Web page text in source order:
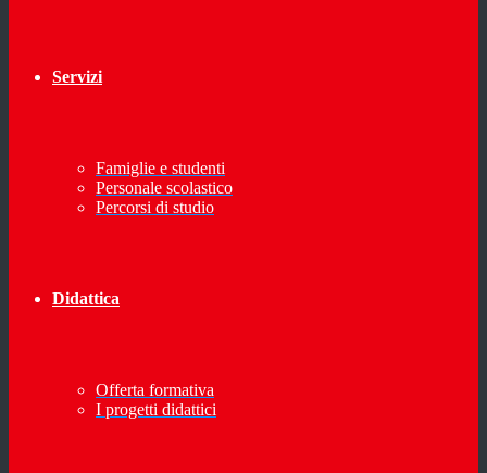
Servizi
Famiglie e studenti
Personale scolastico
Percorsi di studio
Didattica
Offerta formativa
I progetti didattici